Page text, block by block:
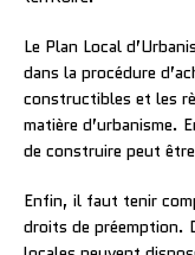
Le Plan Local
dans la procédure
constructibles et les
matière d’urbanisme.
de construire peut
Enfin, il faut tenir
droits de préemption.